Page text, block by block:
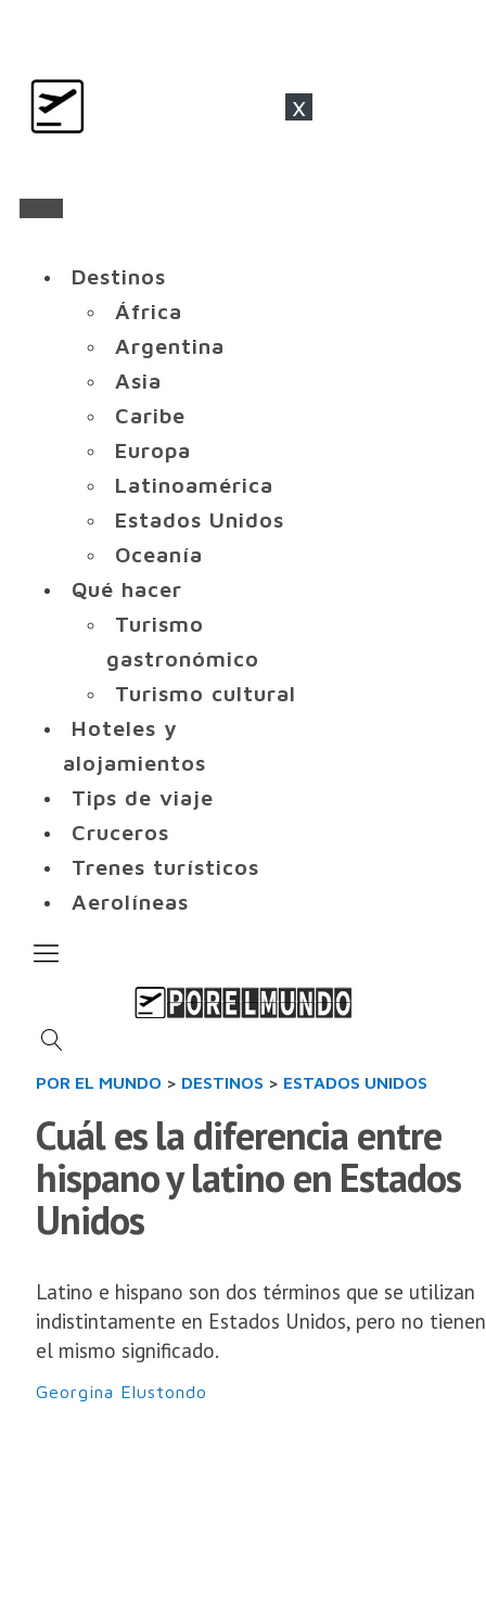
x
Destinos
África
Argentina
Asia
Caribe
Europa
Latinoamérica
Estados Unidos
Oceanía
Qué hacer
Turismo
gastronómico
Turismo cultural
Hoteles y
alojamientos
Tips de viaje
Cruceros
Trenes turísticos
Aerolíneas
POR EL MUNDO > DESTINOS > ESTADOS UNIDOS
Cuál es la diferencia entre
hispano y latino en Estados
Unidos
Latino e hispano son dos términos que se utilizan
indistintamente en Estados Unidos, pero no tienen
el mismo significado.
Georgina Elustondo